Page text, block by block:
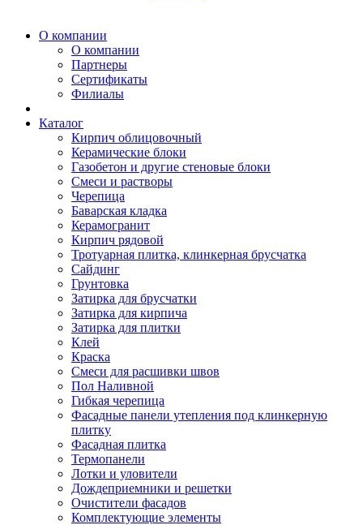
О компании
О компании
Партнеры
Сертификаты
Филиалы
Каталог
Кирпич облицовочный
Керамические блоки
Газобетон и другие стеновые блоки
Смеси и растворы
Черепица
Баварская кладка
Керамогранит
Кирпич рядовой
Тротуарная плитка, клинкерная брусчатка
Сайдинг
Грунтовка
Затирка для брусчатки
Затирка для кирпича
Затирка для плитки
Клей
Краска
Смеси для расшивки швов
Пол Наливной
Гибкая черепица
Фасадные панели утепления под клинкерную
плитку
Фасадная плитка
Термопанели
Лотки и уловители
Дождеприемники и решетки
Очистители фасадов
Комплектующие элементы